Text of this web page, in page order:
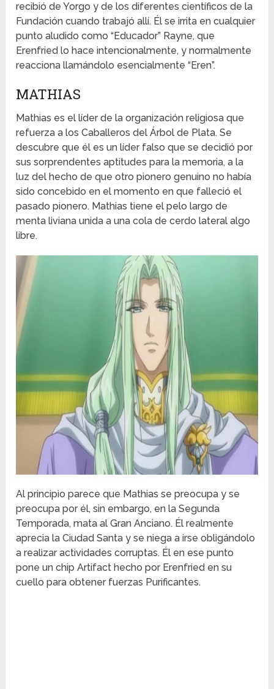
recibió de Yorgo y de los diferentes científicos de la
Fundación cuando trabajó allí. Él se irrita en cualquier
punto aludido como “Educador” Rayne, que
Erenfried lo hace intencionalmente, y normalmente
reacciona llamándolo esencialmente “Eren”.
MATHIAS
Mathias es el líder de la organización religiosa que
refuerza a los Caballeros del Árbol de Plata. Se
descubre que él es un líder falso que se decidió por
sus sorprendentes aptitudes para la memoria, a la
luz del hecho de que otro pionero genuino no había
sido concebido en el momento en que falleció el
pasado pionero. Mathias tiene el pelo largo de
menta liviana unida a una cola de cerdo lateral algo
libre.
Al principio parece que Mathias se preocupa y se
preocupa por él, sin embargo, en la Segunda
Temporada, mata al Gran Anciano. Él realmente
aprecia la Ciudad Santa y se niega a irse obligándolo
a realizar actividades corruptas. Él en ese punto
pone un chip Artifact hecho por Erenfried en su
cuello para obtener fuerzas Purificantes.